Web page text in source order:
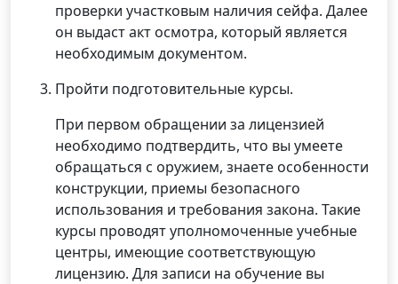
проверки участковым наличия сейфа. Далее
он выдаст акт осмотра, который является
необходимым документом.
Пройти подготовительные курсы.
При первом обращении за лицензией
необходимо подтвердить, что вы умеете
обращаться с оружием, знаете особенности
конструкции, приемы безопасного
использования и требования закона. Такие
курсы проводят уполномоченные учебные
центры, имеющие соответствующую
лицензию. Для записи на обучение вы